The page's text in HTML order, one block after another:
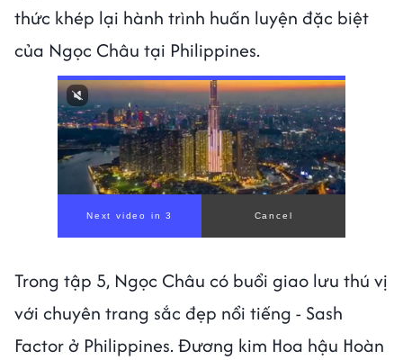
thức khép lại hành trình huấn luyện đặc biệt
của Ngọc Châu tại Philippines.
Trong tập 5, Ngọc Châu có buổi giao lưu thú vị
với chuyên trang sắc đẹp nổi tiếng - Sash
Factor ở Philippines. Đương kim Hoa hậu Hoàn